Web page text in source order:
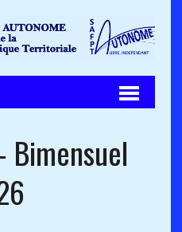
Bimensuel